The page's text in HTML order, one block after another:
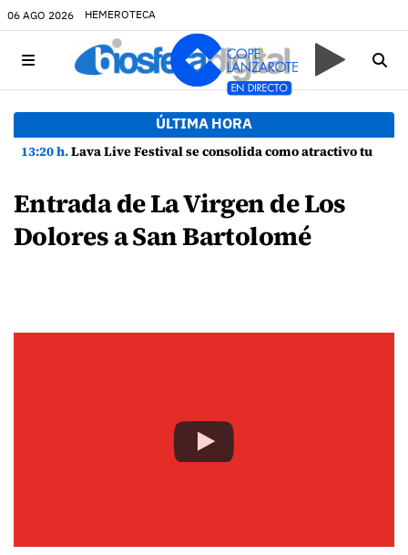
06 AGO 2026 HEMEROTECA
ÚLTIMA HORA
13:20 h.Lava Live Festival se consolida como atractivo turístico y agente dinamizador de la economía de Lanzarote
Entrada de La Virgen de Los
Dolores a San Bartolomé